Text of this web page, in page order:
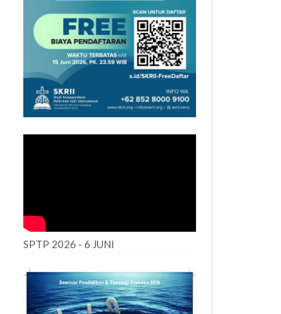
SPTP 2026 - 6 JUNI